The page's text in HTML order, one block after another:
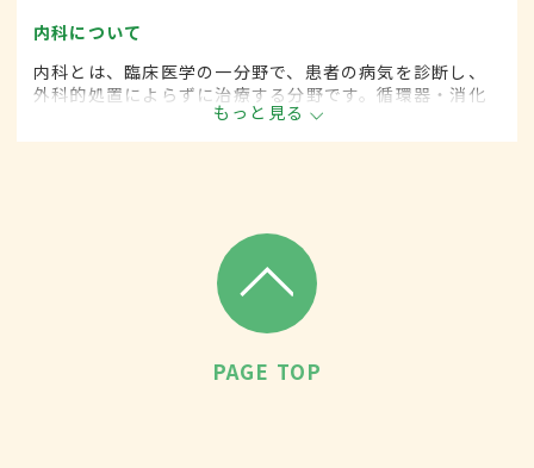
内科について
内科とは、臨床医学の一分野で、患者の病気を診断し、
外科的処置によらずに治療する分野です。循環器・消化
器・呼吸器・血液・がんなど広範な領域にわたります。
もっと見る
PAGE TOP